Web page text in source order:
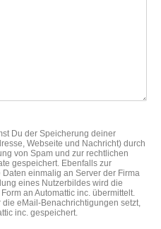
Du der Speicherung deiner
Webseite und Nachricht) durch
von Spam und zur rechtlichen
gespeichert. Ebenfalls zur
einmalig an Server der Firma
eines Nutzerbildes wird die
an Automattic inc. übermittelt.
eMail-Benachrichtigungen setzt,
inc. gespeichert.